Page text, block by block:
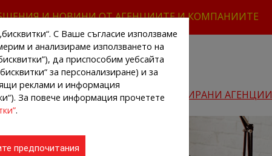
И НОВИНИ ОТ АГЕНЦИИТЕ И КОМПАНИИТЕ
НОВИНИ ОТ АГЕНЦИИТЕ РЕГИСТРИРАНИ АГЕНЦИИ
С Ваше съгласие използваме
и анализираме използването на
да приспособим уебсайта
за персонализиране) и за
реклами и информация
За повече информация прочетете
.
предпочитания